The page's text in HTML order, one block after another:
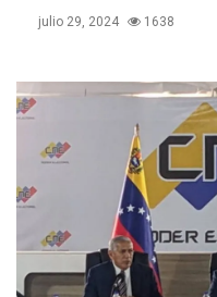
julio 29, 2024 1638